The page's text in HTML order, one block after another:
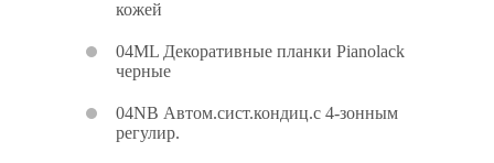
кожей
04ML Декоративные планки Pianolack
черные
04NB Автом.сист.кондиц.с 4-зонным
регулир.